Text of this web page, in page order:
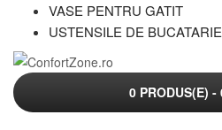
VASE PENTRU GATIT
USTENSILE DE BUCATARIE